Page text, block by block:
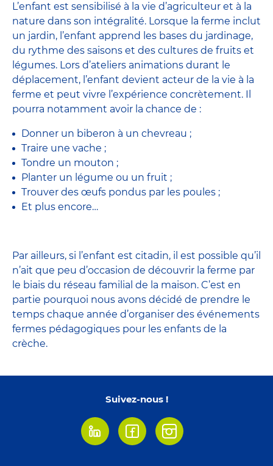
L’enfant est sensibilisé à la vie d’agriculteur et à la
nature dans son intégralité. Lorsque la ferme inclut
un jardin, l’enfant apprend les bases du jardinage,
du rythme des saisons et des cultures de fruits et
légumes. Lors d’ateliers animations durant le
déplacement, l’enfant devient acteur de la vie à la
ferme et peut vivre l’expérience concrètement. Il
pourra notamment avoir la chance de :
Donner un biberon à un chevreau ;
Traire une vache ;
Tondre un mouton ;
Planter un légume ou un fruit ;
Trouver des œufs pondus par les poules ;
Et plus encore…
Par ailleurs, si l’enfant est citadin, il est possible qu’il
n’ait que peu d’occasion de découvrir la ferme par
le biais du réseau familial de la maison. C’est en
partie pourquoi nous avons décidé de prendre le
temps chaque année d’organiser des événements
fermes pédagogiques pour les enfants de la
crèche.
Suivez-nous !
LinkedinFacebookInstagram